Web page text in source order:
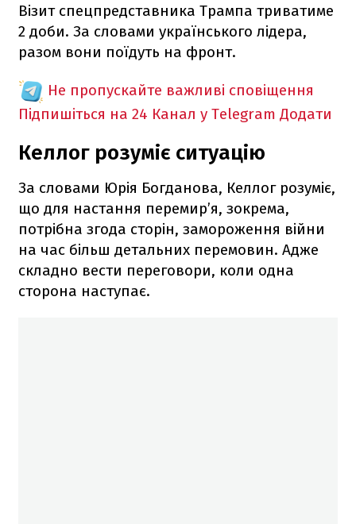
Візит спецпредставника Трампа триватиме
2 доби. За словами українського лідера,
разом вони поїдуть на фронт.
Не пропускайте важливі сповіщення
Підпишіться на 24 Канал у Telegram Додати
Келлог розуміє ситуацію
За словами Юрія Богданова, Келлог розуміє,
що для настання перемир’я, зокрема,
потрібна згода сторін, замороження війни
на час більш детальних перемовин. Адже
складно вести переговори, коли одна
сторона наступає.